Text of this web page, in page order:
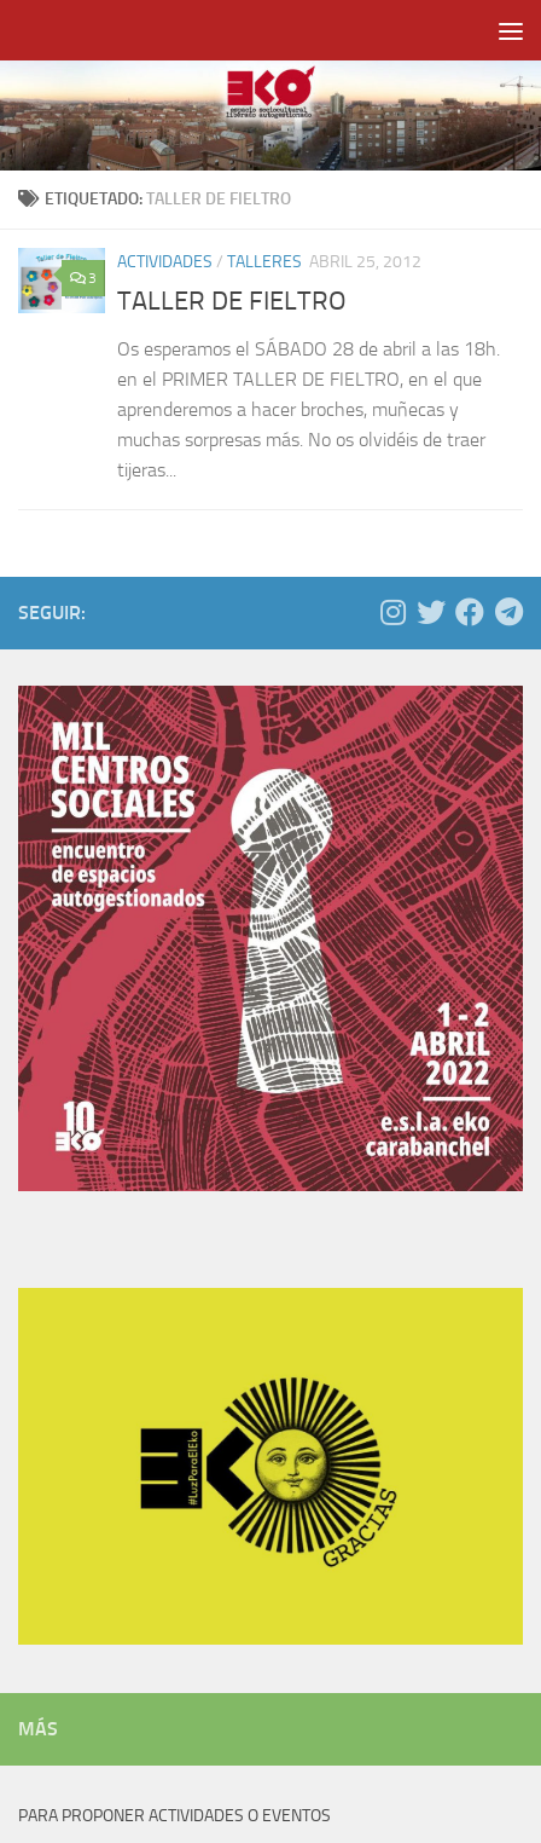
ETIQUETADO:TALLER DE FIELTRO
3
ACTIVIDADES / TALLERES ABRIL 25, 2012
TALLER DE FIELTRO
Os esperamos el SÁBADO 28 de abril a las 18h.
en el PRIMER TALLER DE FIELTRO, en el que
aprenderemos a hacer broches, muñecas y
muchas sorpresas más. No os olvidéis de traer
tijeras...
SEGUIR:
MÁS
PARA PROPONER ACTIVIDADES O EVENTOS